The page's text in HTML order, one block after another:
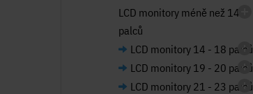
LCD monitory méně než 14
palců
LCD monitory 14 - 18 palců
LCD monitory 19 - 20 palců
LCD monitory 21 - 23 palců